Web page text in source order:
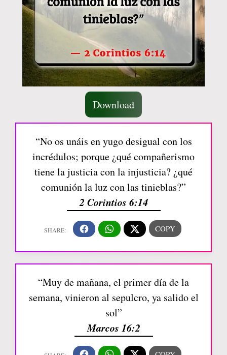
Download
“No os unáis en yugo desigual con los
incrédulos; porque ¿qué compañerismo
tiene la justicia con la injusticia? ¿qué
comunión la luz con las tinieblas?”
2 Corintios 6:14
“Muy de mañana, el primer día de la
semana, vinieron al sepulcro, ya salido el
sol”
Marcos 16:2